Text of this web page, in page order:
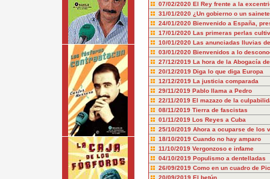
07/02/2020 El Rey frente a la
31/01/2020 ¿Un gobierno o un
24/01/2020 Bienvenido a España,
17/01/2020 Las primeras perlas
10/01/2020 Las anunciadas lluvias
03/01/2020 Bienvenidos a lo
27/12/2019 La hora de la Abogacía
20/12/2019 Diga lo que diga Europa
12/12/2019 La justicia comparada
29/11/2019 Pablo llama a Pedro
22/11/2019 El mazazo de la
08/11/2019 Tierra de fascistas
01/11/2019 Los Reyes a Cuba
25/10/2019 Ahora a ocuparse de los
18/10/2019 Cuando no hay amparo
11/10/2019 Vergonzoso e infame
04/10/2019 Populismo a dentelladas
26/09/2019 Como en un cuadro de
20/09/2019 El betún